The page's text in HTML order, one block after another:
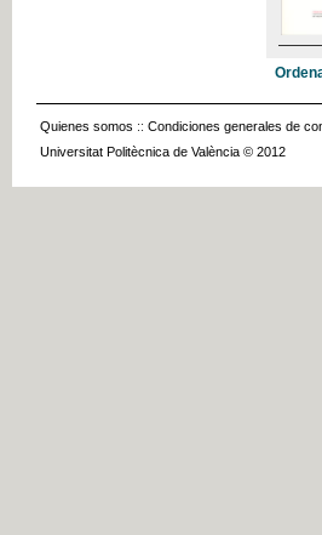
Quienes somos :: Condiciones generales de
Universitat Politècnica de València © 2012